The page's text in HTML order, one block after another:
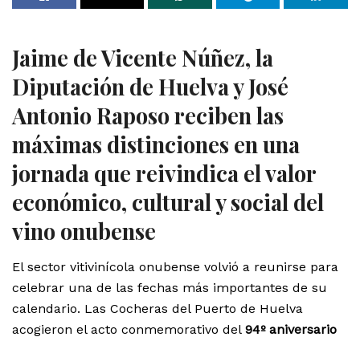
Jaime de Vicente Núñez, la
Diputación de Huelva y José
Antonio Raposo reciben las
máximas distinciones en una
jornada que reivindica el valor
económico, cultural y social del
vino onubense
El sector vitivinícola onubense volvió a reunirse para
celebrar una de las fechas más importantes de su
calendario. Las Cocheras del Puerto de Huelva
acogieron el acto conmemorativo del 94º aniversario